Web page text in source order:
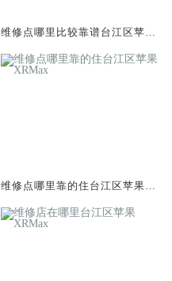
维修点哪里比较靠谱台江区苹果
维修点哪里靠的住台江区苹果X